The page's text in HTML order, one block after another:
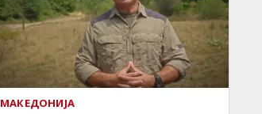
МАКЕДОНИЈА